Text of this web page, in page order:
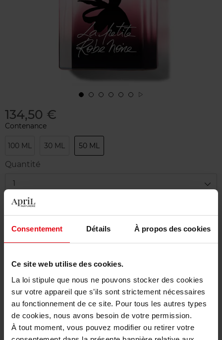
Consentement Détails À propos des cookies
Ce site web utilise des cookies.
La loi stipule que nous ne pouvons stocker des cookies
sur votre appareil que s’ils sont strictement nécessaires
au fonctionnement de ce site. Pour tous les autres types
de cookies, nous avons besoin de votre permission.
À tout moment, vous pouvez modifier ou retirer votre
134,50 €
Contenance
100 ML 30 ML 50 ML
Quantité
1
En stock
Ajouter au panier
Retour gratuit dans votre magasin